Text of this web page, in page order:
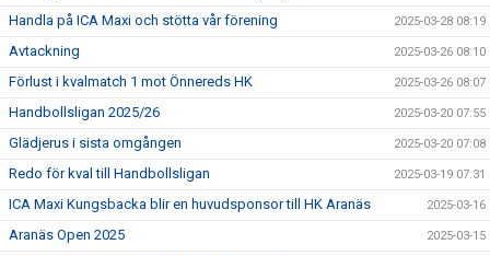
Handla på ICA Maxi och stötta vår förening 2025-03-28 08:19
Avtackning 2025-03-26 08:10
Förlust i kvalmatch 1 mot Önnereds HK 2025-03-26 08:07
Handbollsligan 2025/26 2025-03-20 07:55
Glädjerus i sista omgången 2025-03-20 07:08
Redo för kval till Handbollsligan 2025-03-19 07:31
ICA Maxi Kungsbacka blir en huvudsponsor till HK Aranäs 2025-03-16
Aranäs Open 2025 2025-03-15